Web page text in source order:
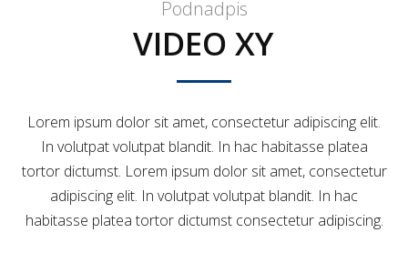
Podnadpis
VIDEO XY
Lorem ipsum dolor sit amet, consectetur adipiscing elit.
In volutpat volutpat blandit. In hac habitasse platea
tortor dictumst. Lorem ipsum dolor sit amet, consectetur
adipiscing elit. In volutpat volutpat blandit. In hac
habitasse platea tortor dictumst consectetur adipiscing.